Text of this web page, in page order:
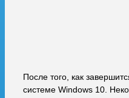
После того, как
системе Windows 10.